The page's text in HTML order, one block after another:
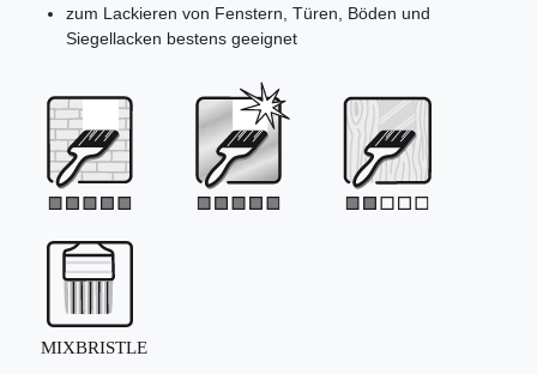
zum Lackieren von Fenstern, Türen, Böden und
Siegellacken bestens geeignet